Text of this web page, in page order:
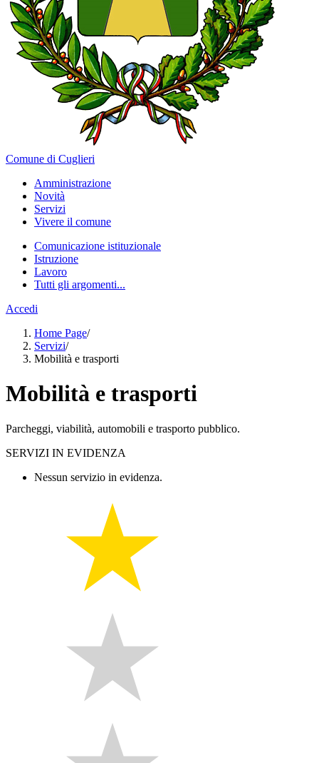
Comune di Cuglieri
Amministrazione
Novità
Servizi
Vivere il comune
Comunicazione istituzionale
Istruzione
Lavoro
Tutti gli argomenti...
Accedi
Home Page/
Servizi/
Mobilità e trasporti
Mobilità e trasporti
Parcheggi, viabilità, automobili e trasporto pubblico.
SERVIZI IN EVIDENZA
Nessun servizio in evidenza.